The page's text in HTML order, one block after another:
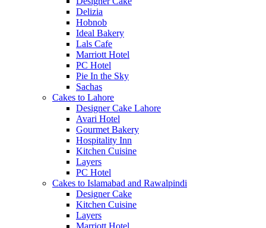
Delizia
Hobnob
Ideal Bakery
Lals Cafe
Marriott Hotel
PC Hotel
Pie In the Sky
Sachas
Cakes to Lahore
Designer Cake Lahore
Avari Hotel
Gourmet Bakery
Hospitality Inn
Kitchen Cuisine
Layers
PC Hotel
Cakes to Islamabad and Rawalpindi
Designer Cake
Kitchen Cuisine
Layers
Marriott Hotel